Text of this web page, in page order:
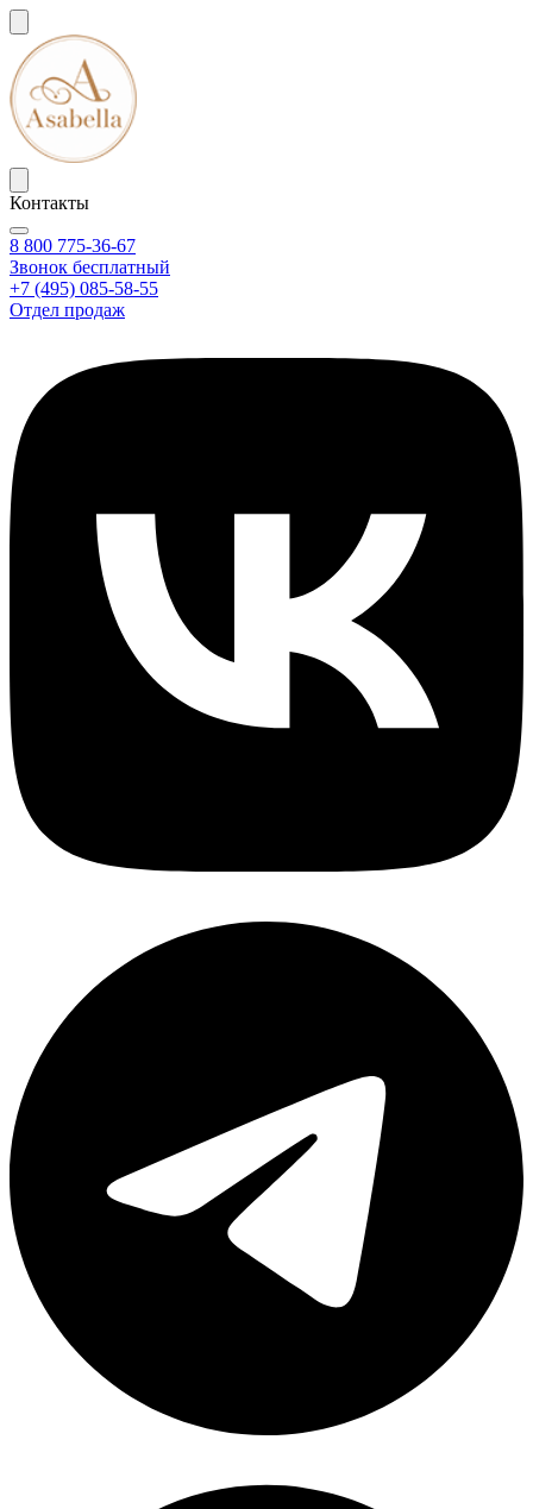
Контакты
8 800 775-36-67
Звонок бесплатный
+7 (495) 085-58-55
Отдел продаж